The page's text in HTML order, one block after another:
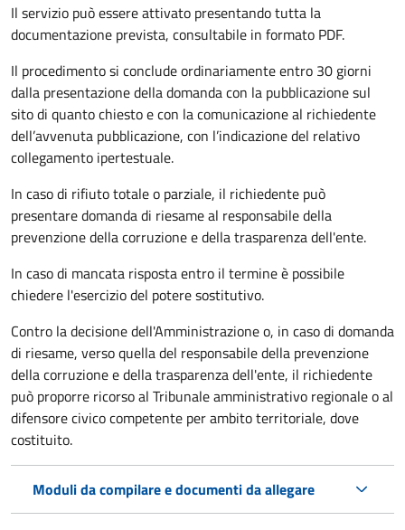
Il servizio può essere attivato presentando tutta la
documentazione prevista, consultabile in formato PDF.
Il procedimento si conclude ordinariamente entro 30 giorni
dalla presentazione della domanda con la pubblicazione sul
sito di quanto chiesto e con la comunicazione al richiedente
dell’avvenuta pubblicazione, con l’indicazione del relativo
collegamento ipertestuale.
In caso di rifiuto totale o parziale, il richiedente può
presentare domanda di riesame al responsabile della
prevenzione della corruzione e della trasparenza dell'ente.
In caso di mancata risposta entro il termine è possibile
chiedere l'esercizio del potere sostitutivo.
Contro la decisione dell'Amministrazione o, in caso di domanda
di riesame, verso quella del responsabile della prevenzione
della corruzione e della trasparenza dell'ente, il richiedente
può proporre ricorso al Tribunale amministrativo regionale o al
difensore civico competente per ambito territoriale, dove
costituito.
Moduli da compilare e documenti da allegare